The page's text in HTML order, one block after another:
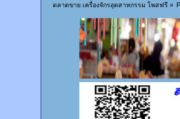
ตลาดขาย เครื่องจักรอุตสาหกรรม โพสฟรี»